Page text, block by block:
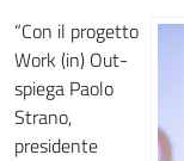
“Con il progetto
Work (in) Out-
spiega Paolo
Strano,
presidente